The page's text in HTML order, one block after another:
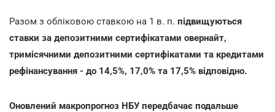
Разом з обліковою ставкою на 1 в. п. підвищуються
ставки за депозитними сертифікатами овернайт,
тримісячними депозитними сертифікатами та кредитами
рефінансування - до 14,5%, 17,0% та 17,5% відповідно.
Оновлений макропрогноз НБУ передбачає подальше